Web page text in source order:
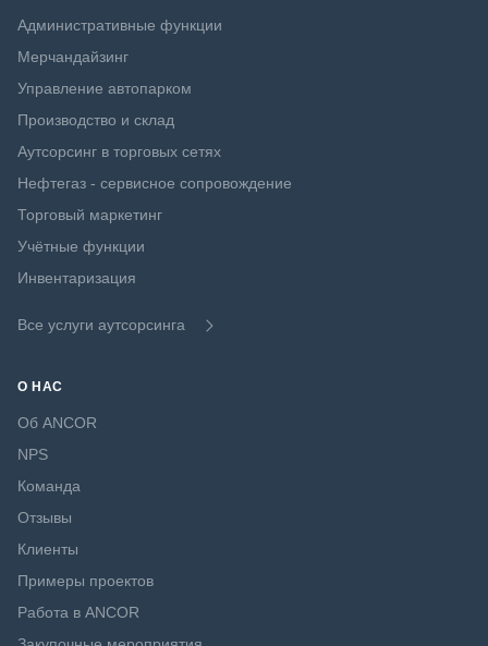
Административные функции
Мерчандайзинг
Управление автопарком
Производство и склад
Аутсорсинг в торговых сетях
Нефтегаз - сервисное сопровождение
Торговый маркетинг
Учётные функции
Инвентаризация
Все услуги аутсорсинга
О НАС
Об ANCOR
NPS
Команда
Отзывы
Клиенты
Примеры проектов
Работа в ANCOR